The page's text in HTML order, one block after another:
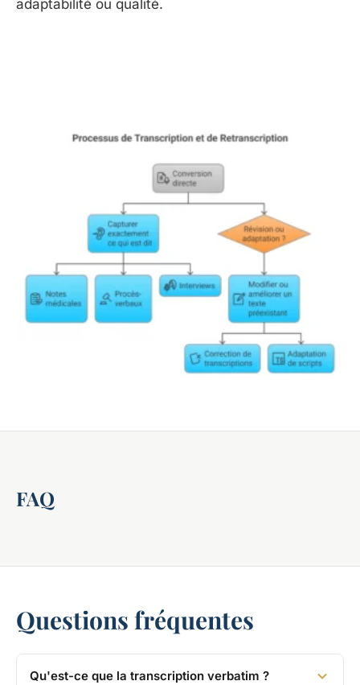
adaptabilité ou qualité.
FAQ
Questions fréquentes
Qu'est-ce que la transcription verbatim ?